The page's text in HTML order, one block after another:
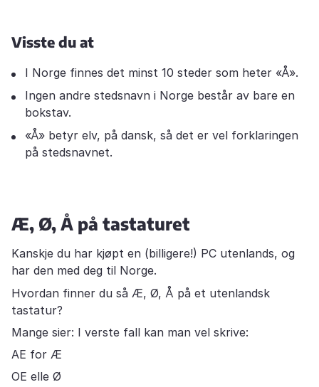
Visste du at
I Norge finnes det minst 10 steder som heter «Å».
Ingen andre stedsnavn i Norge består av bare en
bokstav.
«Å» betyr elv, på dansk, så det er vel forklaringen
på stedsnavnet.
Æ, Ø, Å på tastaturet
Kanskje du har kjøpt en (billigere!) PC utenlands, og
har den med deg til Norge.
Hvordan finner du så Æ, Ø, Å på et utenlandsk
tastatur?
Mange sier: I verste fall kan man vel skrive:
AE for Æ
OE elle Ø